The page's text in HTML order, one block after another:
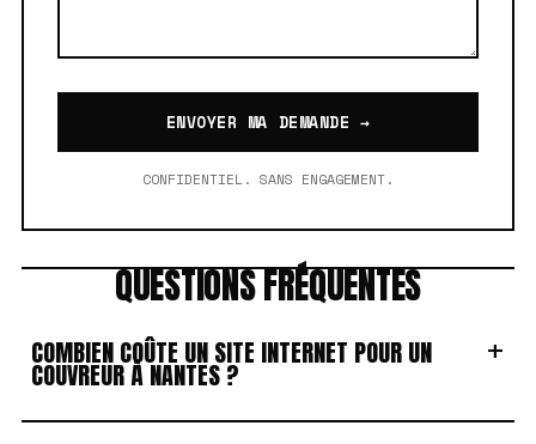
ENVOYER MA DEMANDE →
CONFIDENTIEL. SANS ENGAGEMENT.
QUESTIONS FRÉQUENTES
COMBIEN COÛTE UN SITE INTERNET POUR UN
COUVREUR À NANTES ?
+